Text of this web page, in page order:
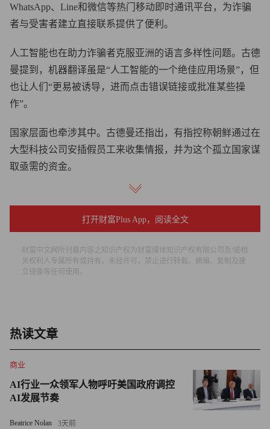
WhatsApp、Line和微信等热门移动即时通讯平台，为诈骗
者与受害者建立直接联系提供了便利。
人工智能也在助力诈骗者克服亚洲的语言多样性问题。古德
曼提到，机器翻译虽是“人工智能的一个绝佳应用场景”，但
也让人们“更易被诱导，进而点击错误链接或批准某些操
作”。
国家层面也牵涉其中。古德曼还指出，有指控称朝鲜通过在
大型科技公司安插假员工来收集情报，并为这个孤立国家谋
取亟需的资金。
古德曼对工作场所中人工智能带来的新风险表示担忧：“影
而不受公司监管。他解释道：“比如，有人在筹备业务审查
所需的演示文稿时，会使用个人账户登录ChatGPT来生成图
工智能平台，从而“在信息泄露方面产生潜在的巨大风险”。
图片来源：Courtesy of Okta
代理型人工智能还可能模糊个人身份与职业身份之间的界
限：例如，部分内容与个人邮箱绑定，而非企业邮箱。他解
打开财富Plus App，阅读全文
财富中文网所刊载内容之知识产权为财富媒体知识产权有限公司及/或相
关权利人专属所有或持有。未经许可，禁止进行转载、摘编、复制及建
立镜像等任何使用。
热读文章
商业
AI行业一众领军人物呼吁美国政府调控
AI发展节奏
Beatrice Nolan 3天前